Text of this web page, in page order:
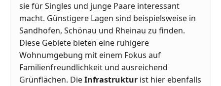
sie für Singles und junge Paare interessant
macht. Günstigere Lagen sind beispielsweise in
Sandhofen, Schönau und Rheinau zu finden.
Diese Gebiete bieten eine ruhigere
Wohnumgebung mit einem Fokus auf
Familienfreundlichkeit und ausreichend
Grünflächen. DieInfrastruktur ist hier ebenfalls